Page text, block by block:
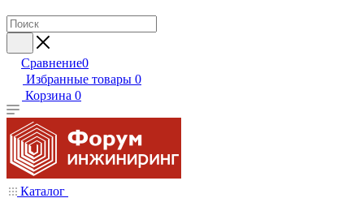
Сравнение0
Избранные товары 0
Корзина 0
Каталог